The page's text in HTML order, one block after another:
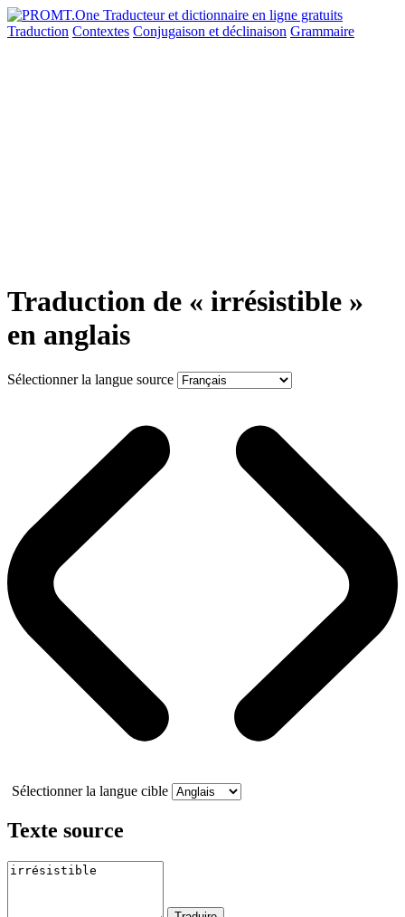
Traduction Contextes Conjugaison et déclinaison Grammaire
Traduction de « irrésistible »
en anglais
Sélectionner la langue source
Sélectionner la langue cible
Texte source